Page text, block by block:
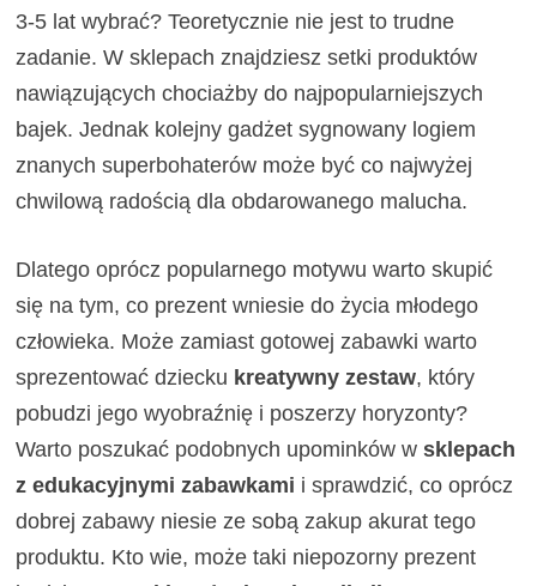
3-5 lat wybrać? Teoretycznie nie jest to trudne
zadanie. W sklepach znajdziesz setki produktów
nawiązujących chociażby do najpopularniejszych
bajek. Jednak kolejny gadżet sygnowany logiem
znanych superbohaterów może być co najwyżej
chwilową radością dla obdarowanego malucha.
Dlatego oprócz popularnego motywu warto skupić
się na tym, co prezent wniesie do życia młodego
człowieka. Może zamiast gotowej zabawki warto
sprezentować dziecku kreatywny zestaw, który
pobudzi jego wyobraźnię i poszerzy horyzonty?
Warto poszukać podobnych upominków wsklepach
z edukacyjnymi zabawkami i sprawdzić, co oprócz
dobrej zabawy niesie ze sobą zakup akurat tego
produktu. Kto wie, może taki niepozorny prezent